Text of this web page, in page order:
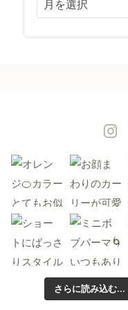
さらに読み込む...